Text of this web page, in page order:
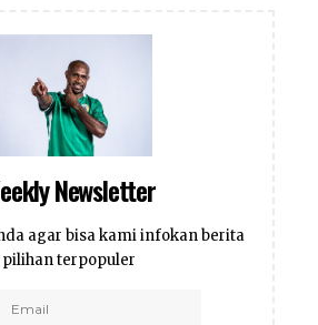
Newsletter
agar bisa kami infokan berita
pilihan terpopuler